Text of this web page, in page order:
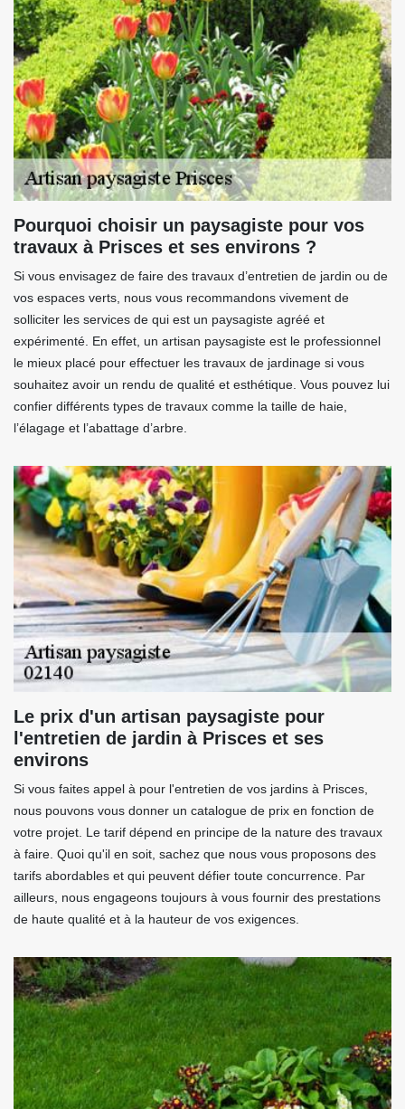
Pourquoi choisir un paysagiste pour vos
travaux à Prisces et ses environs ?
Si vous envisagez de faire des travaux d’entretien de jardin ou de
vos espaces verts, nous vous recommandons vivement de
solliciter les services de qui est un paysagiste agréé et
expérimenté. En effet, un artisan paysagiste est le professionnel
le mieux placé pour effectuer les travaux de jardinage si vous
souhaitez avoir un rendu de qualité et esthétique. Vous pouvez lui
confier différents types de travaux comme la taille de haie,
l’élagage et l’abattage d’arbre.
Le prix d'un artisan paysagiste pour
l'entretien de jardin à Prisces et ses
environs
Si vous faites appel à pour l'entretien de vos jardins à Prisces,
nous pouvons vous donner un catalogue de prix en fonction de
votre projet. Le tarif dépend en principe de la nature des travaux
à faire. Quoi qu'il en soit, sachez que nous vous proposons des
tarifs abordables et qui peuvent défier toute concurrence. Par
ailleurs, nous engageons toujours à vous fournir des prestations
de haute qualité et à la hauteur de vos exigences.